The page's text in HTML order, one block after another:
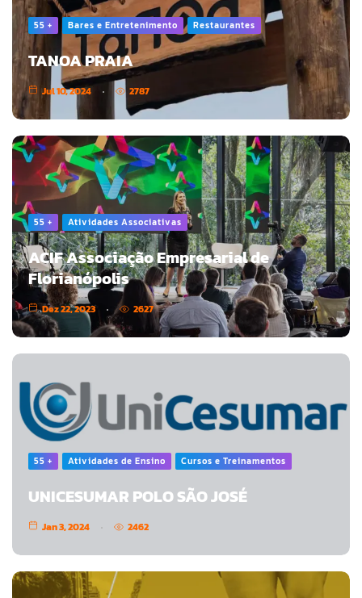
55 + Bares e Entretenimento Restaurantes
TANOA PRAIA
Jul 10, 2024 2787
55 + Atividades Associativas
ACIF Associação Empresarial de
Florianópolis
Dez 22, 2023 2627
55 + Atividades de Ensino Cursos e Treinamentos
UNICESUMAR POLO SÃO JOSÉ
Jan 3, 2024 2462